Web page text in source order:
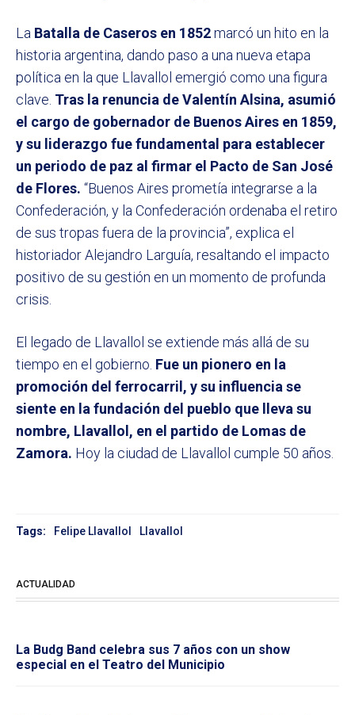
La Batalla de Caseros en 1852marcó un hito en la
historia argentina, dando paso a una nueva etapa
política en la que Llavallol emergió como una figura
clave. Tras la renuncia de Valentín Alsina, asumió
el cargo de gobernador de Buenos Aires en 1859,
y su liderazgo fue fundamental para establecer
un periodo de paz al firmar el Pacto de San José
de Flores. “Buenos Aires prometía integrarse a la
Confederación, y la Confederación ordenaba el retiro
de sus tropas fuera de la provincia”, explica el
historiador Alejandro Larguía, resaltando el impacto
positivo de su gestión en un momento de profunda
crisis.
El legado de Llavallol se extiende más allá de su
tiempo en el gobierno. Fue un pionero en la
promoción del ferrocarril, y su influencia se
siente en la fundación del pueblo que lleva su
nombre, Llavallol, en el partido de Lomas de
Zamora. Hoy la ciudad de Llavallol cumple 50 años.
Tags: Felipe Llavallol Llavallol
ACTUALIDAD
La Budg Band celebra sus 7 años con un show
especial en el Teatro del Municipio